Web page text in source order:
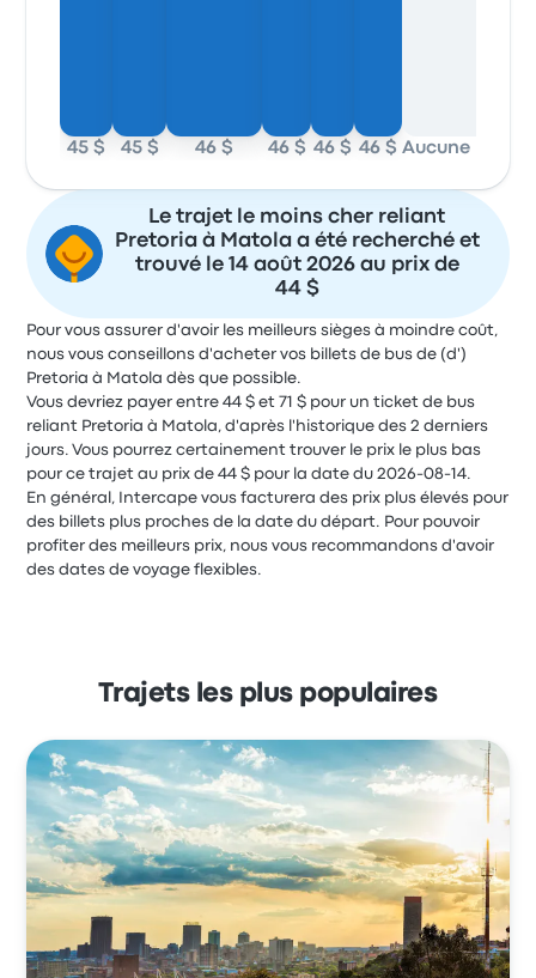
45 $ 45 $ 46 $ 46 $ 46 $ 46 $
Le trajet le moins cher reliant
Pretoria à Matola a été recherché et
trouvé le 14 août 2026 au prix de
44 $
Pour vous assurer d'avoir les meilleurs sièges à moindre coût,
nous vous conseillons d'acheter vos billets de bus de (d')
Pretoria à Matola dès que possible.
Vous devriez payer entre 44 $ et 71 $ pour un ticket de bus
reliant Pretoria à Matola, d'après l'historique des 2 derniers
jours. Vous pourrez certainement trouver le prix le plus bas
pour ce trajet au prix de 44 $ pour la date du 2026-08-14.
En général, Intercape vous facturera des prix plus élevés pour
des billets plus proches de la date du départ. Pour pouvoir
profiter des meilleurs prix, nous vous recommandons d'avoir
des dates de voyage flexibles.
Trajets les plus populaires